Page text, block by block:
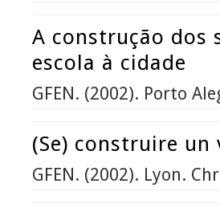
A construção dos
escola à cidade
GFEN. (2002). Porto
(Se) construire un
GFEN. (2002). Lyon.